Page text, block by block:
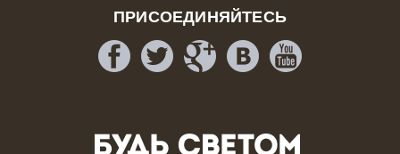
ПРИСОЕДИНЯЙТЕСЬ